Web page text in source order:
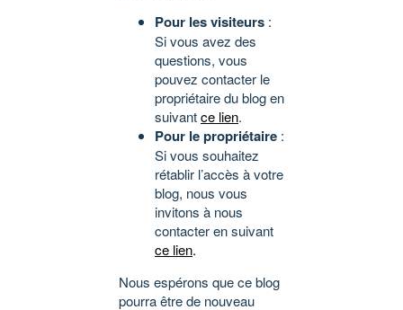
Pour les visiteurs :
Si vous avez des
questions, vous
pouvez contacter le
propriétaire du blog en
suivantce lien.
Pour le propriétaire :
Si vous souhaitez
rétablir l’accès à votre
blog, nous vous
invitons à nous
contacter en suivant
ce lien.
Nous espérons que ce blog
pourra être de nouveau